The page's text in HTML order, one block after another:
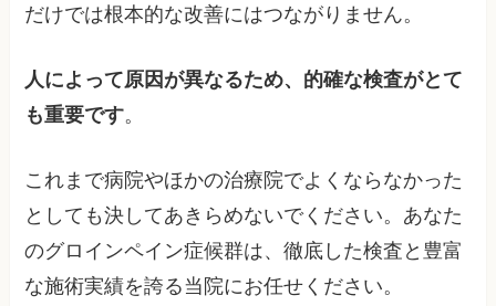
だけでは根本的な改善にはつながりません。
人によって原因が異なるため、的確な検査がとて
も重要です。
これまで病院やほかの治療院でよくならなかった
としても決してあきらめないでください。あなた
のグロインペイン症候群は、徹底した検査と豊富
な施術実績を誇る当院にお任せください。